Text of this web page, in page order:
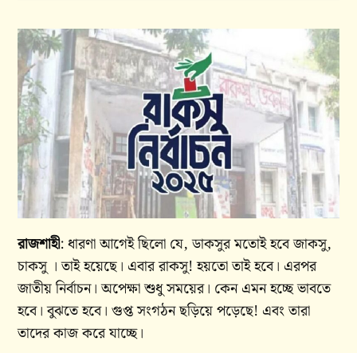
রাজশাহী: ধারণা আগেই ছিলো যে, ডাকসুর মতোই হবে জাকসু,
চাকসু । তাই হয়েছে। এবার রাকসু! হয়তো তাই হবে। এরপর
জাতীয় নির্বাচন। অপেক্ষা শুধু সময়ের। কেন এমন হচ্ছে ভাবতে
হবে। বুঝতে হবে। গুপ্ত সংগঠন ছড়িয়ে পড়েছে! এবং তারা
তাদের কাজ করে যাচ্ছে।